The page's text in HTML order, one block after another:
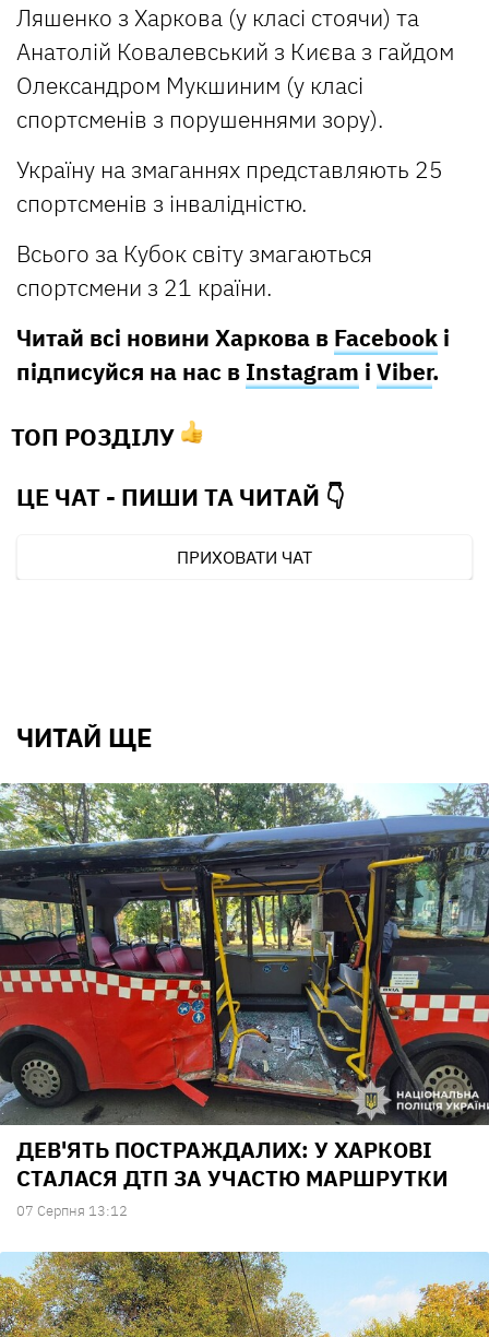
Ляшенко з Харкова (у класі стоячи) та
Анатолій Ковалевський з Києва з гайдом
Олександром Мукшиним (у класі
спортсменів з порушеннями зору).
Україну на змаганнях представляють 25
спортсменів з інвалідністю.
Всього за Кубок світу змагаються
спортсмени з 21 країни.
Читай всі новини Харкова в Facebook і
підписуйся на нас в Instagram і Viber.
ТОП РОЗДІЛУ
ЦЕ ЧАТ - ПИШИ ТА ЧИТАЙ 👇
ПРИХОВАТИ ЧАТ
ЧИТАЙ ЩЕ
ДЕВ'ЯТЬ ПОСТРАЖДАЛИХ: У ХАРКОВІ
СТАЛАСЯ ДТП ЗА УЧАСТЮ МАРШРУТКИ
07 Серпня 13:12